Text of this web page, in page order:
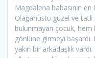
Magdalena babasının
Olağanüstü güzel ve tatlı
bulunmayan çocuk, hem
gönlüne girmeyi
yakın bir arkadaşlık